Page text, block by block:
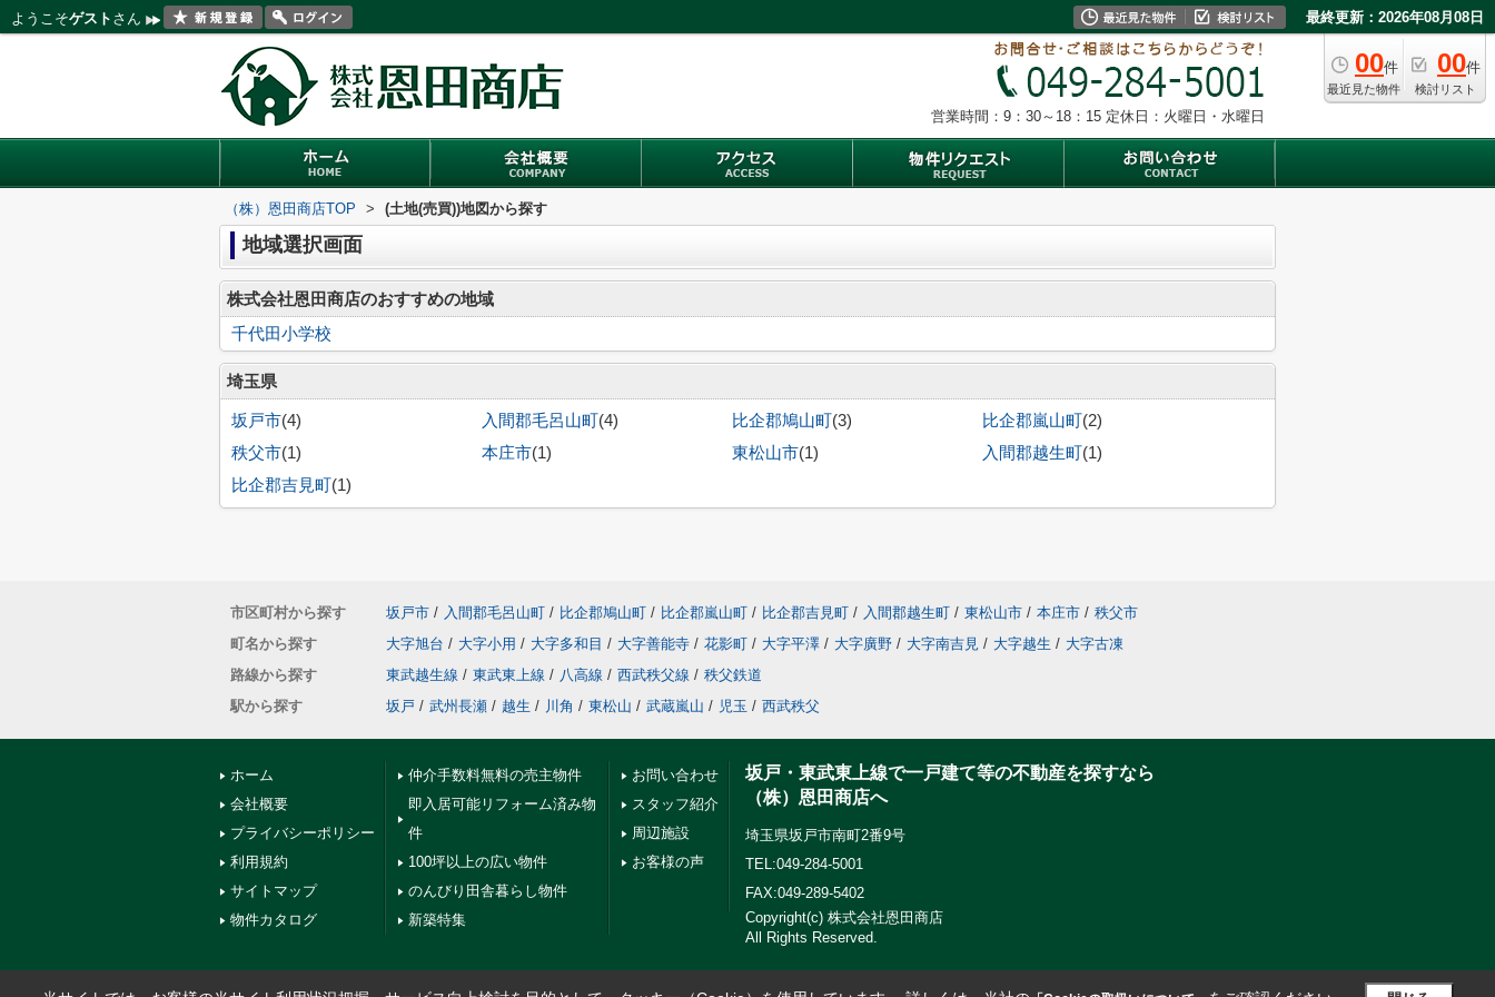
ようこそゲスト さん 最終更新：2026年08月08日
00件
最近見た物件
00件
検討リスト
営業時間：9：30～18：15 定休日：火曜日・水曜日
（株）恩田商店TOP > (土地(売買))地図から探す
地域選択画面
株式会社恩田商店のおすすめの地域
千代田小学校
埼玉県
坂戸市(4) 入間郡毛呂山町(4) 比企郡鳩山町(3) 比企郡嵐山町(2)
秩父市(1) 本庄市(1) 東松山市(1) 入間郡越生町(1)
比企郡吉見町(1)
市区町村から探す 坂戸市 / 入間郡毛呂山町 / 比企郡鳩山町 / 比企郡嵐山町 / 比企郡吉見町 / 入間郡越生町 / 東松山市 / 本庄市 / 秩父市
町名から探す
大字旭台 / 大字小用 / 大字多和目 / 大字善能寺 / 花影町 / 大字平澤 / 大字廣野 / 大字南吉見 / 大字越生 / 大字古凍
路線から探す
東武越生線 / 東武東上線 / 八高線 / 西武秩父線 / 秩父鉄道
駅から探す
坂戸 / 武州長瀬 / 越生 / 川角 / 東松山 / 武蔵嵐山 / 児玉 / 西武秩父
ホーム
会社概要
プライバシーポリシー
利用規約
サイトマップ
物件カタログ
仲介手数料無料の売主物件
即入居可能リフォーム済み物
件
100坪以上の広い物件
のんびり田舎暮らし物件
新築特集
お問い合わせ
スタッフ紹介
周辺施設
お客様の声
坂戸・東武東上線で一戸建て等の不動産を探すなら
（株）恩田商店へ
埼玉県坂戸市南町2番9号
TEL:049-284-5001
FAX:049-289-5402
Copyright(c) 株式会社恩田商店
All Rights Reserved.